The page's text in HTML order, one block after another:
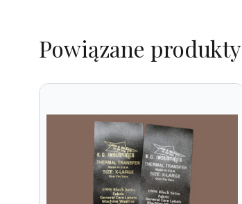
Powiązane produkty